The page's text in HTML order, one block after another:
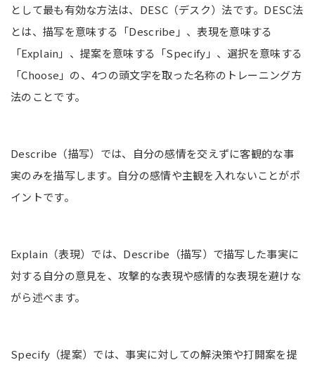
として最も有効な方法は、DESC（デスク）法です。DESC法
とは、描写を意味する「Describe」、表現を意味する
「Explain」、提案を意味する「Specify」、選択を意味する
「Choose」の、4つの頭文字を取った名称のトレーニング方
法のことです。
Describe（描写）では、自分の感情を交えずに客観的な事
実のみを描写します。自分の感情や主観を入れないことがポ
イントです。
Explain（表現）では、Describe（描写）で描写した事実に
対する自分の意見を、攻撃的な表現や感情的な表現を避けな
がら述べます。
Specify（提案）では、事実に対しての解決策や打開案を提